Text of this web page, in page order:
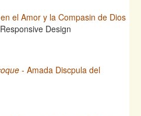
el Amor y la Compasin de Dios
- Amada Discpula del